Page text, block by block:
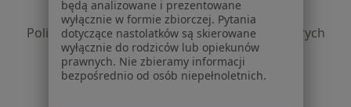
Polityka prywatności profesjonalistów
Polityka prywatności dla profesjonalistów, których
dane pozyskaliśmy samodzielnie
Polityka cookies
będą analizowane i prezentowane
wyłącznie w formie zbiorczej. Pytania
dotyczące nastolatków są skierowane
wyłącznie do rodziców lub opiekunów
prawnych. Nie zbieramy informacji
bezpośrednio od osób niepełnoletnich.